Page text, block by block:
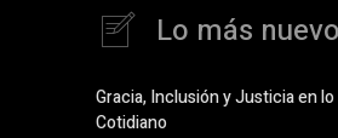
Lo más nuevo
Gracia, Inclusión y Justicia en lo
Cotidiano